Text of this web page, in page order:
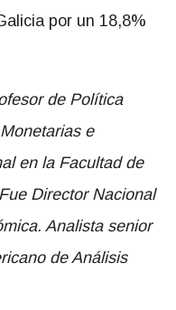
por un 18,8%
de Política
e
en la Facultad de
Director Nacional
Analista senior
de Análisis